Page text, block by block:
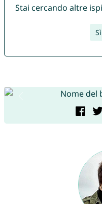
Stai cercando altre
Sì